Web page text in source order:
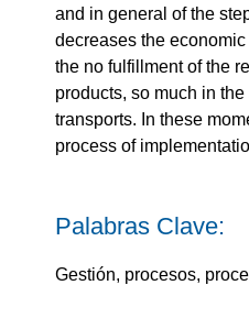
and in general of the
decreases the
the no fulfillment of the
products, so much in
transports. In these
process of
Palabras Clave:
Gestión, procesos,